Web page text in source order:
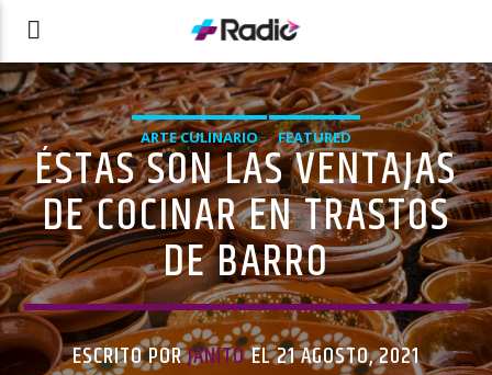
ARTE CULINARIO FEATURED
ÉSTAS SON LAS VENTAJAS
DE COCINAR EN TRASTOS
DE BARRO
ESCRITO PORJANITOEL 21 AGOSTO, 2021